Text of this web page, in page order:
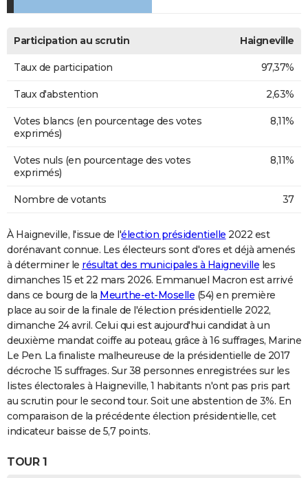
Participation au scrutin Haigneville
Taux de participation 97,37%
Taux d'abstention 2,63%
Votes blancs (en pourcentage des votes
exprimés)
8,11%
Votes nuls (en pourcentage des votes
exprimés)
8,11%
Nombre de votants 37
À Haigneville, l'issue de l'élection présidentielle 2022 est
dorénavant connue. Les électeurs sont d'ores et déjà amenés
à déterminer le résultat des municipales à Haigneville les
dimanches 15 et 22 mars 2026. Emmanuel Macron est arrivé
dans ce bourg de la Meurthe-et-Moselle (54) en première
place au soir de la finale de l'élection présidentielle 2022,
dimanche 24 avril. Celui qui est aujourd'hui candidat à un
deuxième mandat coiffe au poteau, grâce à 16 suffrages, Marine
Le Pen. La finaliste malheureuse de la présidentielle de 2017
décroche 15 suffrages. Sur 38 personnes enregistrées sur les
listes électorales à Haigneville, 1 habitants n'ont pas pris part
au scrutin pour le second tour. Soit une abstention de 3%. En
comparaison de la précédente élection présidentielle, cet
indicateur baisse de 5,7 points.
TOUR 1